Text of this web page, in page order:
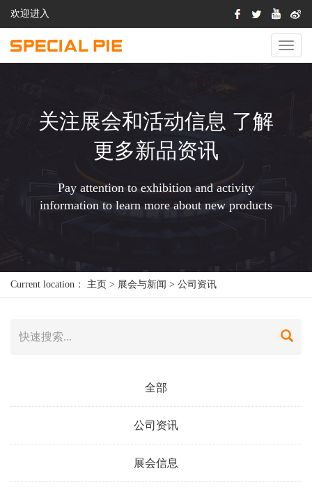
欢迎进入
切
换
关注展会和活动信息 了解
更多新品资讯
Pay attention to exhibition and activity
information to learn more about new products
Current location： 主页 > 展会与新闻 > 公司资讯
全部
公司资讯
展会信息